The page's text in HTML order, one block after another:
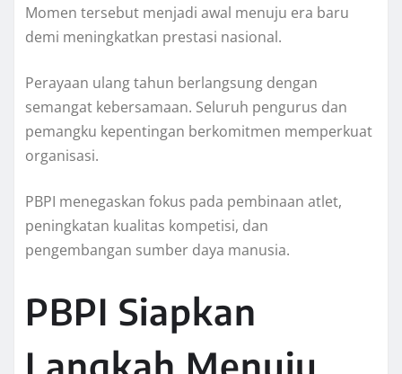
Momen tersebut menjadi awal menuju era baru
demi meningkatkan prestasi nasional.
Perayaan ulang tahun berlangsung dengan
semangat kebersamaan. Seluruh pengurus dan
pemangku kepentingan berkomitmen memperkuat
organisasi.
PBPI menegaskan fokus pada pembinaan atlet,
peningkatan kualitas kompetisi, dan
pengembangan sumber daya manusia.
PBPI Siapkan